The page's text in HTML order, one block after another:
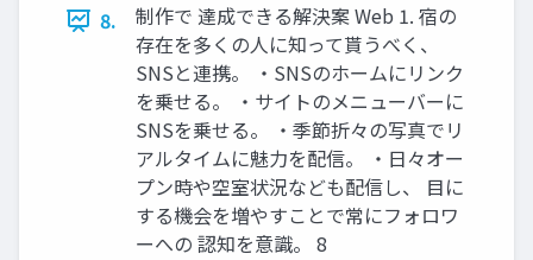
8.
制作で 達成できる解決案 Web 1. 宿の
存在を多くの人に知って貰うべく、
SNSと連携。 ・SNSのホームにリンク
を乗せる。 ・サイトのメニューバーに
SNSを乗せる。 ・季節折々の写真でリ
アルタイムに魅力を配信。 ・日々オー
プン時や空室状況なども配信し、 目に
する機会を増やすことで常にフォロワ
ーへの 認知を意識。 8